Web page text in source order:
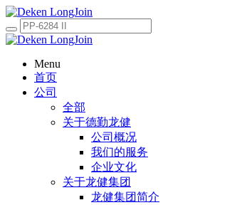
Menu
首页
公司
全部
关于德勤龙健
公司概况
我们的服务
企业文化
关于龙健集团
龙健集团简介